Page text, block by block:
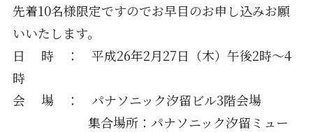
先着10名様限定ですのでお早目のお申し込みお願
いいたします。
日 時 ： 平成26年2月27日（木）午後2時～4
時
会 場 ： パナソニック汐留ビル3階会場
集合場所：パナソニック汐留ミュー